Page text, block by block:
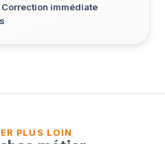
Correction immédiate
PLUS LOIN